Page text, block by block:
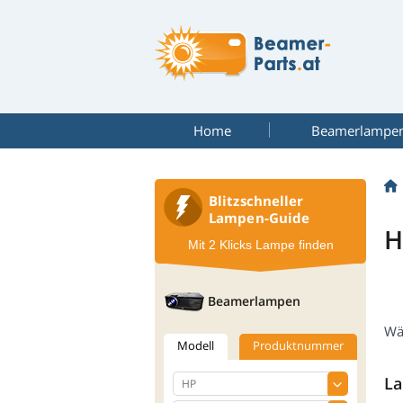
Home
Blitzschneller
Lampen-Guide
Mit 2 Klicks Lampe finden
Beamerlampen
Modell Produktnummer